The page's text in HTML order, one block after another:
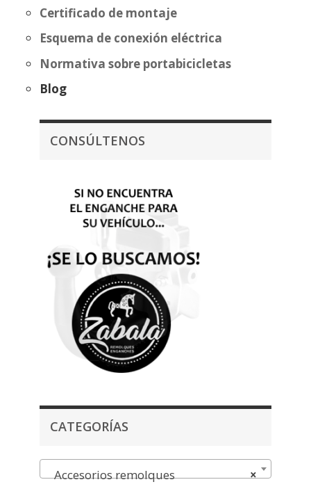
Certificado de montaje
Esquema de conexión eléctrica
Normativa sobre portabicicletas
Blog
CONSÚLTENOS
CATEGORÍAS
×
Accesorios remolques